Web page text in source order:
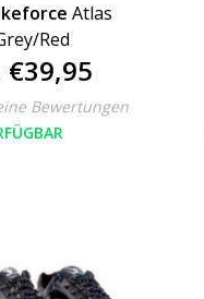
Atlas
Red
€39,95
Bewertungen